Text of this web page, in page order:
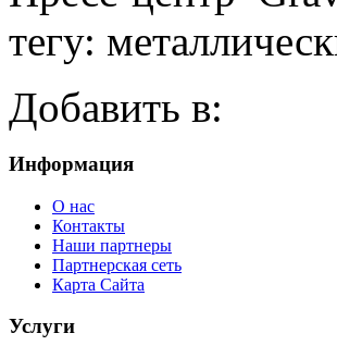
тегу:
Добавить в:
Информация
О нас
Контакты
Наши партнеры
Партнерская сеть
Карта Сайта
Услуги